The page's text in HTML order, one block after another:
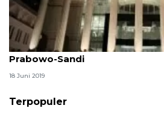
Sidang MK, KPU tolak
Prabowo-Sandi
18 Juni 2019
Terpopuler